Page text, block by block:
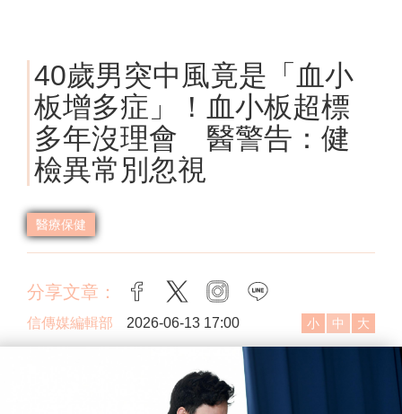
40歲男突中風竟是「血小
板增多症」！血小板超標
多年沒理會 醫警告：健
檢異常別忽視
醫療保健
分享文章： facebook
twitter instagram
信傳媒編輯部 2026-06-13 17:00 小 中 大